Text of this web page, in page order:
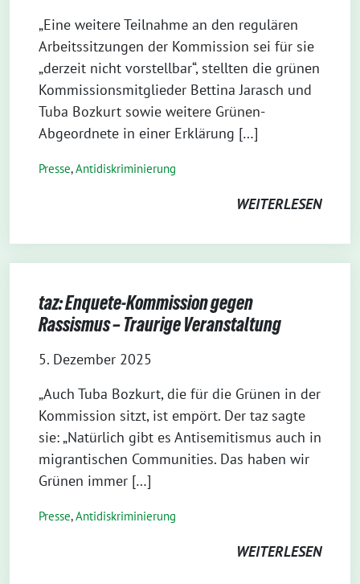
„Eine weitere Teilnahme an den regulären
Arbeitssitzungen der Kommission sei für sie
„derzeit nicht vorstellbar“, stellten die grünen
Kommissionsmitglieder Bettina Jarasch und
Tuba Bozkurt sowie weitere Grünen-
Abgeordnete in einer Erklärung […]
Presse,Antidiskriminierung
WEITERLESEN
taz: Enquete-Kommission gegen
Rassismus – Traurige Veranstaltung
5. Dezember 2025
„Auch Tuba Bozkurt, die für die Grünen in der
Kommission sitzt, ist empört. Der taz sagte
sie: „Natürlich gibt es Antisemitismus auch in
migrantischen Communities. Das haben wir
Grünen immer […]
Presse,Antidiskriminierung
WEITERLESEN